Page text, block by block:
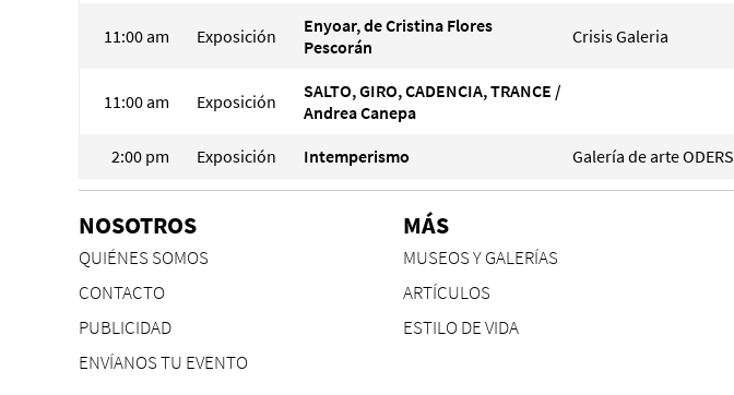
11:00 am Exposición
Enyoar, de Cristina Flores
Pescorán
Crisis Galeria
11:00 am Exposición
SALTO, GIRO, CADENCIA, TRANCE /
Andrea Canepa
2:00 pm Exposición Intemperismo Galería de arte ODERS
NOSOTROS
QUIÉNES SOMOS
CONTACTO
PUBLICIDAD
ENVÍANOS TU EVENTO
MÁS
MUSEOS Y GALERÍAS
ARTÍCULOS
ESTILO DE VIDA